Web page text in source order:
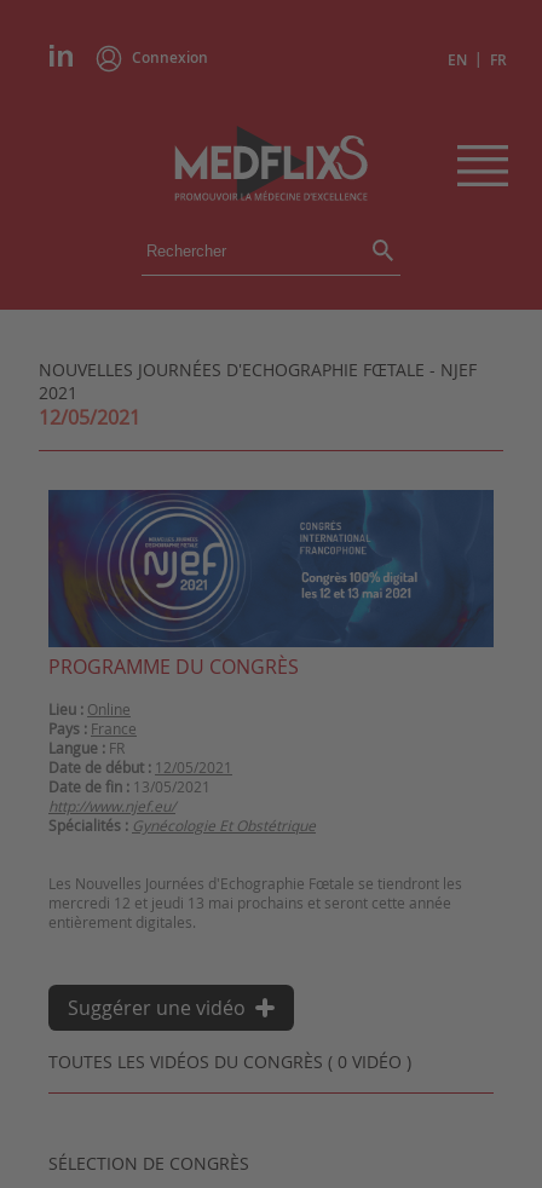
Connexion EN | FR
ÉVÉNEMENTS
INSTITUTIONS
CONGRÈS EN RÉSUMÉ
NOUVELLES JOURNÉES D'ECHOGRAPHIE FŒTALE - NJEF
2021
12/05/2021
PROGRAMME DU CONGRÈS
Lieu : Online
Pays : France
Langue : FR
Date de début : 12/05/2021
Date de fin : 13/05/2021
http://www.njef.eu/
Spécialités : Gynécologie Et Obstétrique
Les Nouvelles Journées d'Echographie Fœtale se tiendront les
mercredi 12 et jeudi 13 mai prochains et seront cette année
TOUTES LES VIDÉOS DU CONGRÈS ( 0 VIDÉO )
Suggérer une vidéo
SÉLECTION DE CONGRÈS